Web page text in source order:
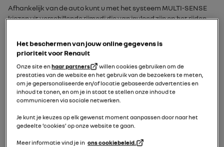
Afhankelijk van de auto kunt u met het systeem MULTI-SENSE
kiezen uit verschillende rijmodi die van invloed zijn op het rijden,
alle modi zijn voorgeconfigureerd en kunnen worden
aangepast (sfeerverlichting, enz.);
de modusPersokan worden aangepast.
De rijstijlmodi regelen:
stuurkracht;
het elektronisch stabiliteitsprogramma;
reageren van de motor.
Zij zijn eveneens van invloed op:
Het beschermen van jouw online gegevens is
prioriteit voor Renault
Onze site enhaar partners
willen cookies gebruiken om de
prestaties van de website en het gebruik van de bezoekers te meten,
om je gepersonaliseerde en/of locatie gebaseerde advertenties en
inhoud te tonen, en om je in staat te stellen onze inhoud te
communiceren via sociale netwerken.
Je kunt je keuzes op elk gewenst moment aanpassen door naar het
gedeelte ‘cookies’ op onze website te gaan.
Meer informatie vind je in ons cookiebeleid.